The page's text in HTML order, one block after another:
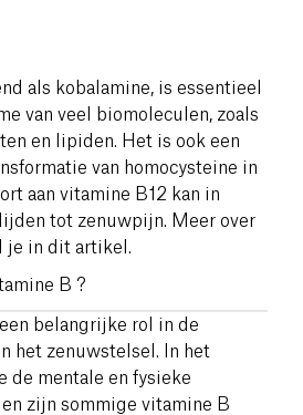
als kobalamine, is essentieel
van veel biomoleculen, zoals
en lipiden. Het is ook een
van homocysteine in
aan vitamine B12 kan in
tot zenuwpijn. Meer over
je in dit artikel.
B ?
belangrijke rol in de
het zenuwstelsel. In het
de mentale en fysieke
zijn sommige vitamine B